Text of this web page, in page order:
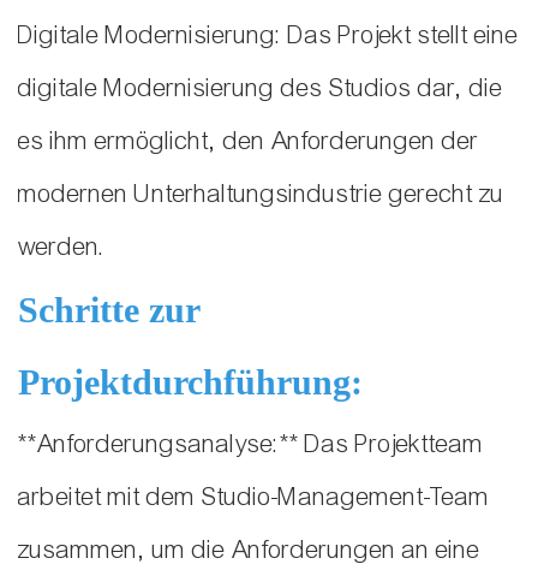
Digitale Modernisierung: Das Projekt stellt eine
digitale Modernisierung des Studios dar, die
es ihm ermöglicht, den Anforderungen der
modernen Unterhaltungsindustrie gerecht zu
werden.
Schritte zur
Projektdurchführung:
**Anforderungsanalyse:** Das Projektteam
arbeitet mit dem Studio-Management-Team
zusammen, um die Anforderungen an eine